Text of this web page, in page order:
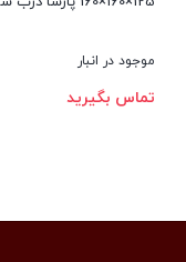
3,200,000